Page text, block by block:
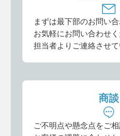
まずは最下部のお問い
お気軽にお問い合わせく
担当者よりご連絡させて
商談
ご不明点や懸念点をご相